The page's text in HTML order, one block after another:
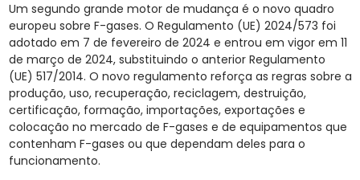
Um segundo grande motor de mudança é o novo quadro
europeu sobre F-gases. O Regulamento (UE) 2024/573 foi
adotado em 7 de fevereiro de 2024 e entrou em vigor em 11
de março de 2024, substituindo o anterior Regulamento
(UE) 517/2014. O novo regulamento reforça as regras sobre a
produção, uso, recuperação, reciclagem, destruição,
certificação, formação, importações, exportações e
colocação no mercado de F-gases e de equipamentos que
contenham F-gases ou que dependam deles para o
funcionamento.